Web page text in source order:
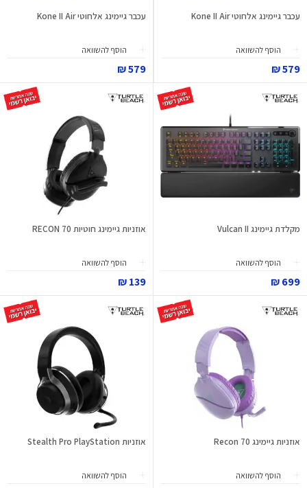
עכבר גיימינג אלחוטי Kone II Air
הוסף להשוואה
579 ₪
עכבר גיימינג אלחוטי Kone II Air
הוסף להשוואה
579 ₪
מקלדת גיימינג Vulcan II
הוסף להשוואה
699 ₪
אוזניות גיימינג חוטיות RECON 70
הוסף להשוואה
139 ₪
אוזניות גיימינג Recon 70
הוסף להשוואה
אוזניות Stealth Pro PlayStation
הוסף להשוואה